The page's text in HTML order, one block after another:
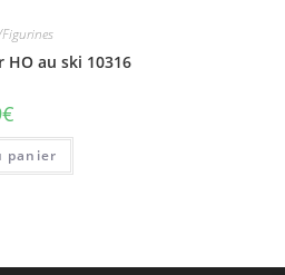
HO au ski 10316
€
panier